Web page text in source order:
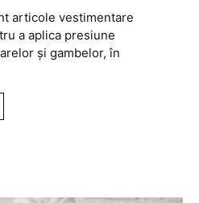
articole vestimentare
a aplica presiune
și gambelor, în